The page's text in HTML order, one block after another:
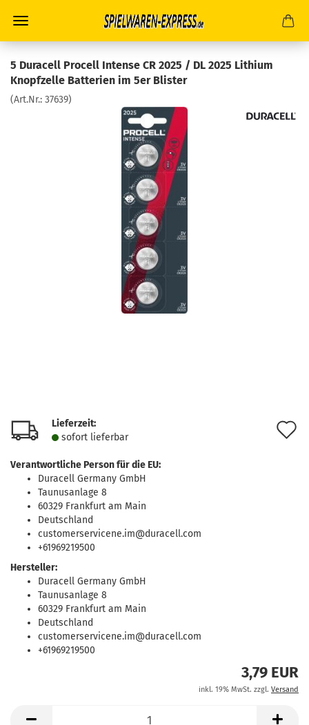
5 Duracell Procell Intense CR 2025 / DL 2025 Lithium
Knopfzelle Batterien im 5er Blister
(Art.Nr.: 37639)
Lieferzeit:
sofort lie­fer­bar
Verantwortliche Person für die EU:
Duracell Germany GmbH
Taunusanlage 8
60329 Frankfurt am Main
Deutschland
customerservicene.im@duracell.com
+61969219500
Hersteller:
Duracell Germany GmbH
Taunusanlage 8
60329 Frankfurt am Main
Deutschland
customerservicene.im@duracell.com
+61969219500
3,79 EUR
inkl. 19% MwSt. zzgl. Versand